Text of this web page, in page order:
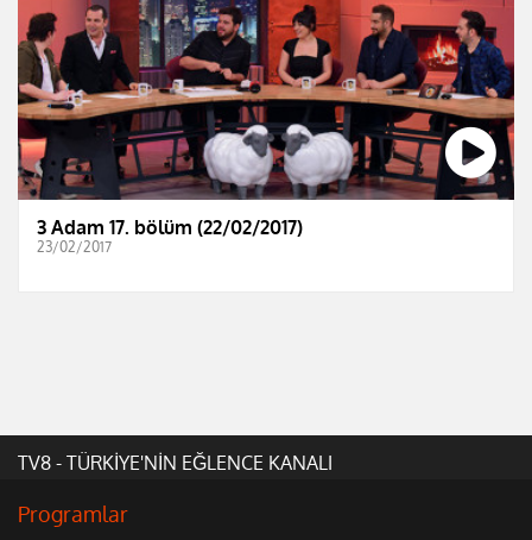
3 Adam 17. bölüm (22/02/2017)
23/02/2017
TV8 - TÜRKİYE'NİN EĞLENCE KANALI
Programlar